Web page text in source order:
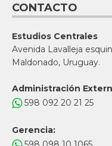
CONTACTO
Estudios Centrales
Avenida Lavalleja
Maldonado, Uruguay.
Administración
598 092 20 21 25
Gerencia: